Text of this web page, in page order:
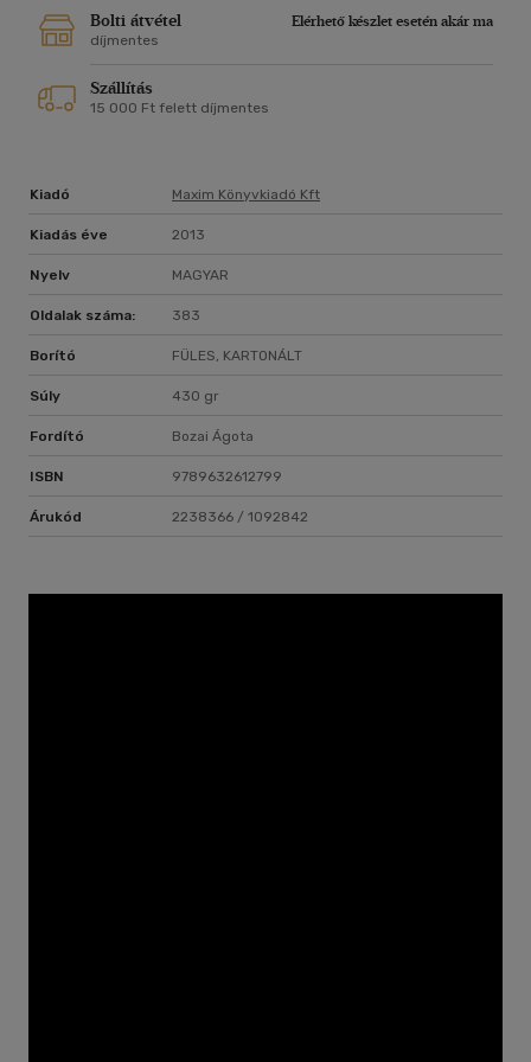
Bolti átvétel
Elérhető készlet esetén akár ma
díjmentes
Szállítás
15 000 Ft felett díjmentes
Kiadó Maxim Könyvkiadó Kft
Kiadás éve 2013
Nyelv MAGYAR
Oldalak száma: 383
Borító FÜLES, KARTONÁLT
Súly 430 gr
Fordító Bozai Ágota
ISBN 9789632612799
Árukód 2238366 / 1092842